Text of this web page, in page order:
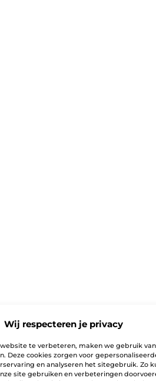
Wij respecteren je privacy
te verbeteren, maken we gebruik
Deze cookies zorgen voor
en analyseren het sitegebruik. Zo
site gebruiken en verbeteringen